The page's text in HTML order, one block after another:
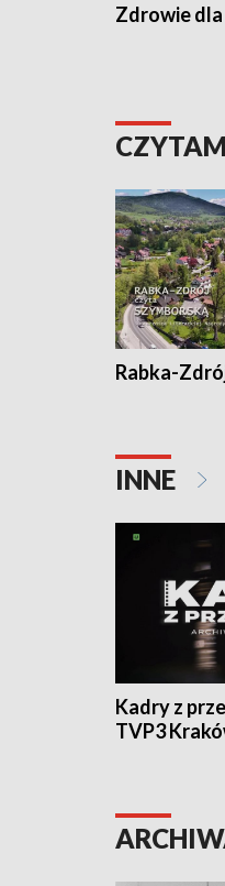
Zdrowie dla
Rabka-
INNE
Kadry z
TVP3